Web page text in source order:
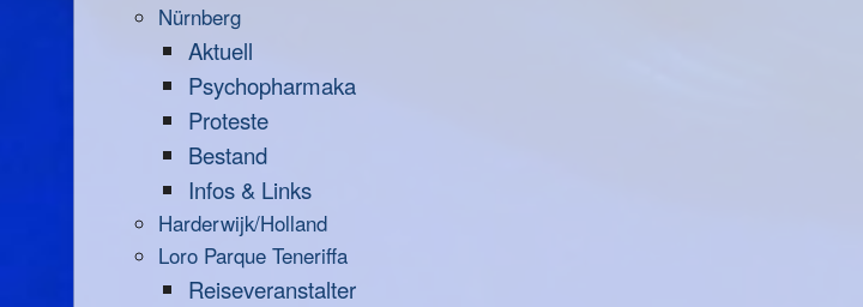
Nürnberg
Aktuell
Psychopharmaka
Proteste
Bestand
Infos & Links
Harderwijk/Holland
Loro Parque Teneriffa
Reiseveranstalter